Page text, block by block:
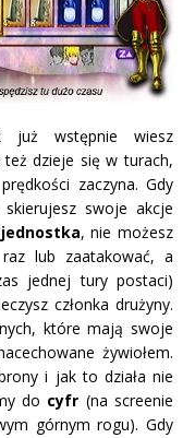
już wstępnie wiesz
dzieje się w turach,
zaczyna. Gdy
swoje akcje
, nie możesz
lub zaatakować, a
jednej tury postaci)
członka drużyny.
które mają swoje
żywiołem.
i jak to działa nie
do cyfr (na screenie
górnym rogu). Gdy